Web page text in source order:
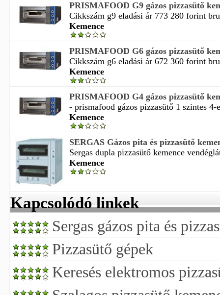
PRISMAFOOD G9 gázos pizzasütő
Cikkszám g9 eladási ár 773 280 forint
Kemence
PRISMAFOOD G6 gázos pizzasütő
Cikkszám g6 eladási ár 672 360 forint
Kemence
PRISMAFOOD G4 gázos pizzasütő
- prismafood gázos pizzasütő 1 szintes
Kemence
SERGAS Gázos pita és pizzasütő
Sergas dupla pizzasütő kemence
Kemence
Kapcsolódó linkek
Sergas gázos pita és
Pizzasütő gépek
Keresés elektromos